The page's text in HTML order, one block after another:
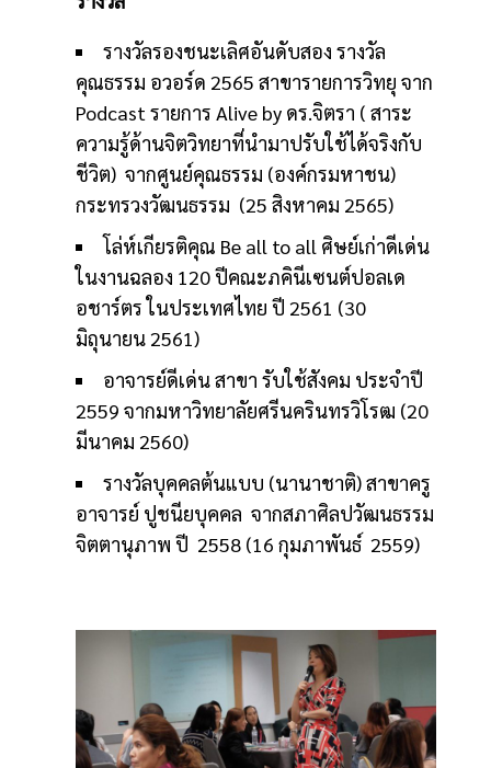
รางวัลรองชนะเลิศอันดับสอง รางวัล
คุณธรรม อวอร์ด 2565 สาขารายการวิทยุ จาก
Podcast รายการ Alive by ดร.จิตรา ( สาระ
ความรู้ด้านจิตวิทยาที่นำมาปรับใช้ได้จริงกับ
ชีวิต) จากศูนย์คุณธรรม (องค์กรมหาชน)
กระทรวงวัฒนธรรม (25 สิงหาคม 2565)
โล่ห์เกียรติคุณ Be all to all ศิษย์เก่าดีเด่น
ในงานฉลอง 120 ปีคณะภคินีเซนต์ปอลเด
อชาร์ตร ในประเทศไทย ปี 2561 (30
มิถุนายน 2561)
อาจารย์ดีเด่น สาขา รับใช้สังคม ประจำปี
2559 จากมหาวิทยาลัยศรีนครินทรวิโรฒ (20
มีนาคม 2560)
รางวัลบุคคลต้นแบบ (นานาชาติ) สาขาครู
อาจารย์ ปูชนียบุคคล จากสภาศิลปวัฒนธรรม
จิตตานุภาพ ปี 2558 (16 กุมภาพันธ์ 2559)